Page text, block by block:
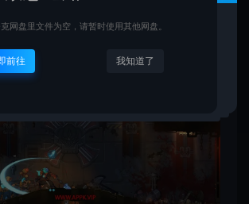
网盘里文件为空，请暂时使用其他网盘。
前往 我知道了